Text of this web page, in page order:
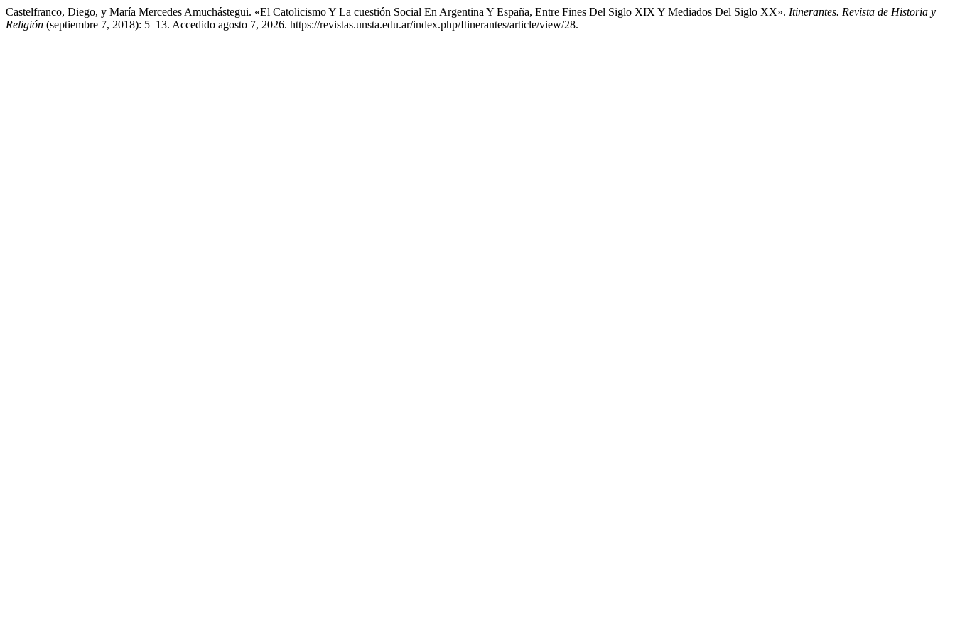
Castelfranco, Diego, y María Mercedes Amuchástegui. «El Catolicismo Y La cuestión Social En Argentina Y España, Entre Fines Del Siglo XIX Y Mediados Del Siglo XX». Itinerantes. Revista de Historia y
Religión (septiembre 7, 2018): 5–13. Accedido agosto 7, 2026. https://revistas.unsta.edu.ar/index.php/Itinerantes/article/view/28.